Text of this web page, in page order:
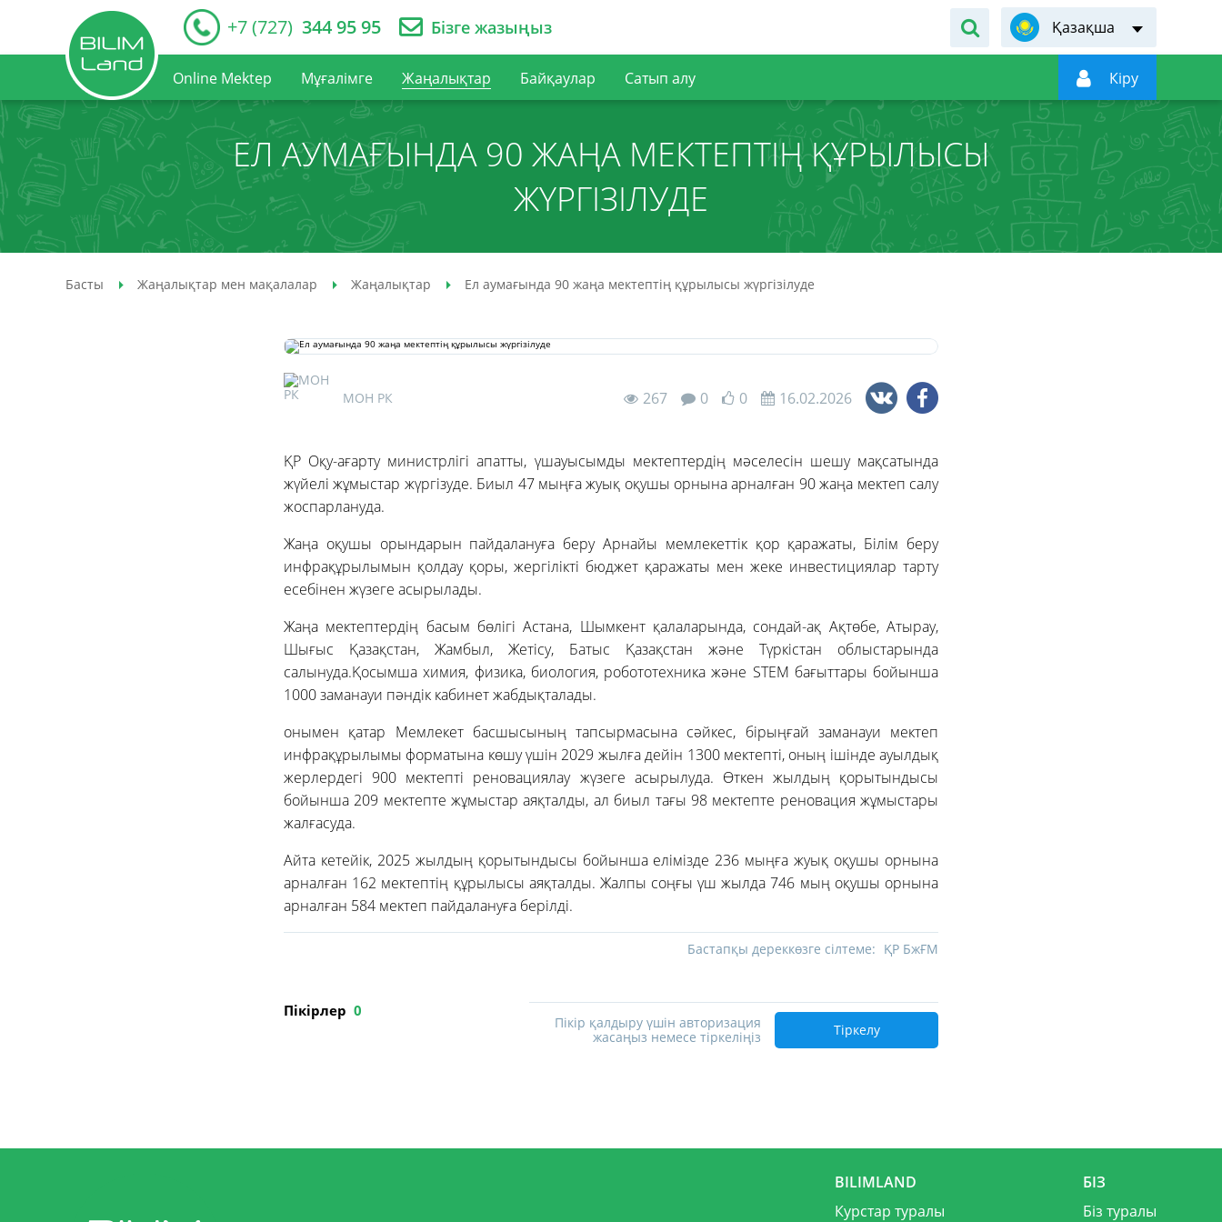
+7 (727) 344 95 95 Бізге жазыңыз Қазақша
Online Mektep Мұғалімге Жаңалықтар Байқаулар Сатып алу  Кiру
ЕЛ АУМАҒЫНДА 90 ЖАҢА МЕКТЕПТІҢ ҚҰРЫЛЫСЫ
ЖҮРГІЗІЛУДЕ
Басты Жаңалықтар мен мақалалар Жаңалықтар Ел аумағында 90 жаңа мектептің құрылысы жүргізілуде
МОН РК 267 0 0 16.02.2026
ҚР Оқу-ағарту министрлігі апатты, үшауысымды мектептердің мәселесін шешу мақсатында
жүйелі жұмыстар жүргізуде. Биыл 47 мыңға жуық оқушы орнына арналған 90 жаңа мектеп салу
жоспарлануда.
Жаңа оқушы орындарын пайдалануға беру Арнайы мемлекеттік қор қаражаты, Білім беру
инфрақұрылымын қолдау қоры, жергілікті бюджет қаражаты мен жеке инвестициялар тарту
есебінен жүзеге асырылады.
Жаңа мектептердің басым бөлігі Астана, Шымкент қалаларында, сондай-ақ Ақтөбе, Атырау,
Шығыс Қазақстан, Жамбыл, Жетісу, Батыс Қазақстан және Түркістан облыстарында
салынуда.Қосымша химия, физика, биология, робототехника және STEM бағыттары бойынша
1000 заманауи пәндік кабинет жабдықталады.
онымен қатар Мемлекет басшысының тапсырмасына сәйкес, бірыңғай заманауи мектеп
инфрақұрылымы форматына көшу үшін 2029 жылға дейін 1300 мектепті, оның ішінде ауылдық
жерлердегі 900 мектепті реновациялау жүзеге асырылуда. Өткен жылдың қорытындысы
бойынша 209 мектепте жұмыстар аяқталды, ал биыл тағы 98 мектепте реновация жұмыстары
жалғасуда.
Айта кетейік, 2025 жылдың қорытындысы бойынша елімізде 236 мыңға жуық оқушы орнына
арналған 162 мектептің құрылысы аяқталды. Жалпы соңғы үш жылда 746 мың оқушы орнына
арналған 584 мектеп пайдалануға берілді.
Бастапқы дереккөзге сілтеме: ҚР БжҒМ
Пікірлер 0
Пікір қалдыру үшін авторизация
жасаңыз немесе тіркеліңіз
Тіркелу
BILIMLAND
Курстар туралы
БІЗ
Біз туралы